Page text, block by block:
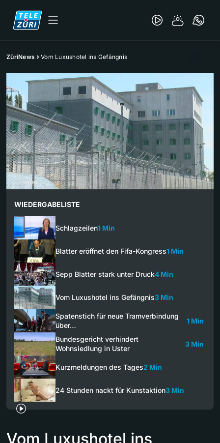
ZüriNews Vom Luxushotel ins Gefängnis
WIEDERGABELISTE
Schlagzeilen1 Min
Blatter eröffnet den Fifa-Kongress1 Min
Sepp Blatter stark unter Druck4 Min
Vom Luxushotel ins Gefängnis3 Min
Spatenstich für neue Tramverbindung
über…
1 Min
Bundesgericht verhindert
Wohnsiedlung in Uster
3 Min
Kurzmeldungen des Tages2 Min
24 Stunden nackt für Kunstaktion3 Min
Vom Luxushotel ins